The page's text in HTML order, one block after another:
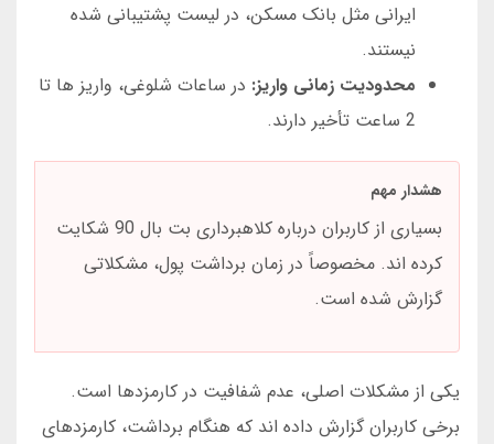
ایرانی مثل بانک مسکن، در لیست پشتیبانی شده
نیستند.
محدودیت زمانی واریز: در ساعات شلوغی، واریز ها تا
2 ساعت تأخیر دارند.
هشدار مهم
بسیاری از کاربران درباره کلاهبرداری بت بال 90 شکایت
کرده اند. مخصوصاً در زمان برداشت پول، مشکلاتی
گزارش شده است.
یکی از مشکلات اصلی، عدم شفافیت در کارمزدها است.
برخی کاربران گزارش داده اند که هنگام برداشت، کارمزدهای